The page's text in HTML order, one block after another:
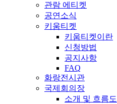
관람 에티켓
공연소식
키움티켓
키움티켓이란
신청방법
공지사항
FAQ
화랑전시관
국제회의장
소개 및 흐름도